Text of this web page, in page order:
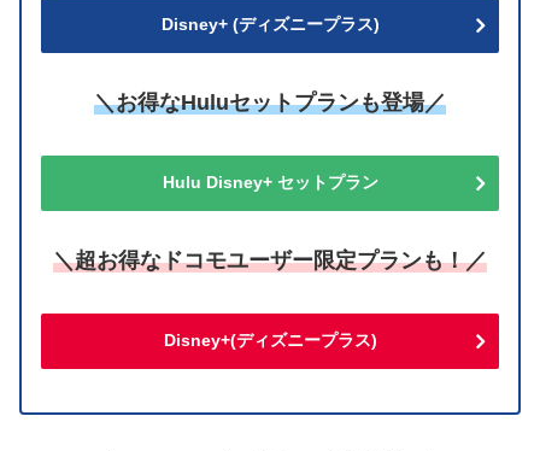
Disney+ (ディズニープラス)
＼お得なHuluセットプランも登場／
Hulu Disney+ セットプラン
＼超お得なドコモユーザー限定プランも！／
Disney+(ディズニープラス)